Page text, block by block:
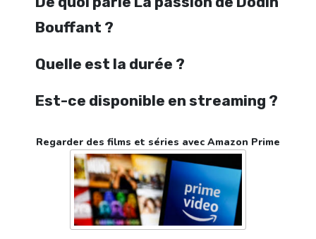
Bouffant ?
Quelle est la durée ?
Est-ce disponible en streaming ?
Regarder des films et séries avec Amazon Prime